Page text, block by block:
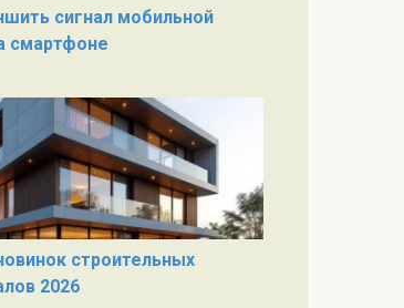
сигнал мобильной
смартфоне
строительных
2026